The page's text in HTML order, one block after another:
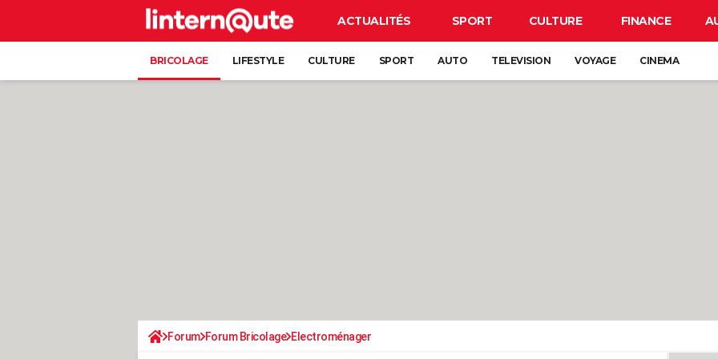
ACTUALITÉS SPORT CULTURE FINANCE
BRICOLAGE LIFESTYLE CULTURE SPORT AUTO TELEVISION VOYAGE CINEMA
Forum Forum Bricolage Electroménager